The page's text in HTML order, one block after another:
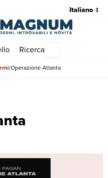
Ricerca
Operazione Atlanta
| Hugues Pagan